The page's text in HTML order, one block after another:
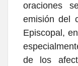
oraciones
emisión del
Episcopal,
de los